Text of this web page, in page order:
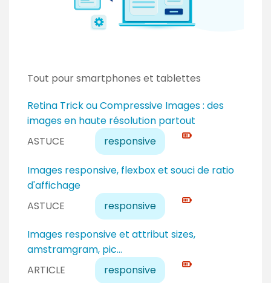
Tout pour smartphones et tablettes
ASTUCE responsive
Retina Trick ou Compressive Images : des
images en haute résolution partout
N
i
v
a
u
x
e
r
t
ASTUCE responsive
Images responsive, flexbox et souci de ratio
d'affichage
N
i
v
a
u
x
ARTICLE responsive
Images responsive et attribut sizes,
amstramgram, pic...
N
i
v